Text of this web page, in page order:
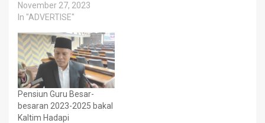
November 27, 2023
In "ADVERTISE"
Pensiun Guru Besar-
besaran 2023-2025 bakal
Kaltim Hadapi